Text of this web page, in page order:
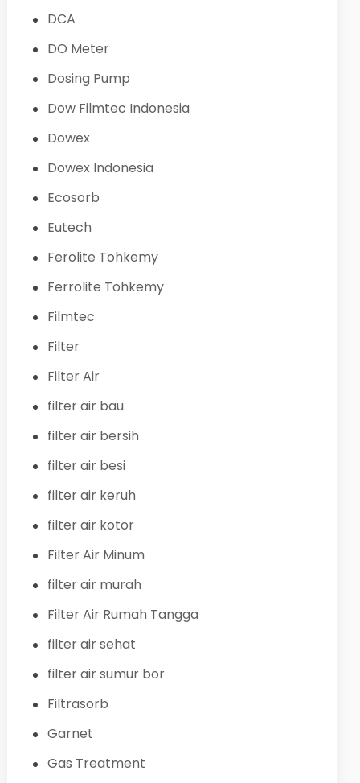
DCA
DO Meter
Dosing Pump
Dow Filmtec Indonesia
Dowex
Dowex Indonesia
Ecosorb
Eutech
Ferolite Tohkemy
Ferrolite Tohkemy
Filmtec
Filter
Filter Air
filter air bau
filter air bersih
filter air besi
filter air keruh
filter air kotor
Filter Air Minum
filter air murah
Filter Air Rumah Tangga
filter air sehat
filter air sumur bor
Filtrasorb
Garnet
Gas Treatment